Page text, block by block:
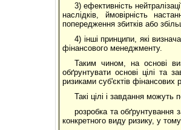
3) ефективність
наслідків, ймовірність
попередження збитків або
4) інші принципи, які
фінансового менеджменту.
Таким чином, на основі
обґрунтувати основі цілі та
ризиками суб'єктів фінансових
Такі цілі і завдання
розробка та обґрунтування
конкретного виду ризику, у